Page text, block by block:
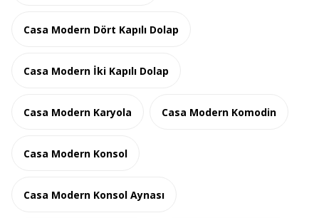
Casa Modern Dört Kapılı Dolap
Casa Modern İki Kapılı Dolap
Casa Modern Karyola Casa Modern Komodin
Casa Modern Konsol
Casa Modern Konsol Aynası